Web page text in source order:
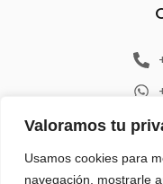
Valoramos tu
Usamos cookies para
navegación, mostrarle
Av. República